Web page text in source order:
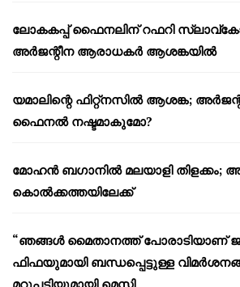
ലോകകപ്പ് ഫൈനലിന് റഫറി
അർജന്റീന ആരാധകർ ആശങ്കയിൽ
യമാലിന്റെ ഫിറ്റ്നസിൽ ആശങ്ക;
ഫൈനൽ നഷ്ടമാകുമോ?
മോഹൻ ബഗാനിൽ മലയാളി
കൊൽക്കത്തയിലേക്ക്
“ഞങ്ങൾ മൈതാനത്ത് പോരാടിയാണ്
ഫിഫയുമായി ബന്ധപ്പെട്ടുള്ള
മറുപടിയുമായി മെസ്സി